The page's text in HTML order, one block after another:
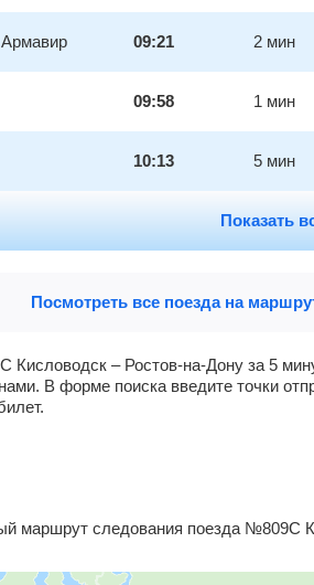
Показать
09:21 2 мин
09:58 1 мин
10:13 5 мин
2мин
на-Дону
Посмотреть все поезда на
Кисловодск – Ростов-на-Дону за 5
В форме поиска введите точки
маршрут следования поезда №809С